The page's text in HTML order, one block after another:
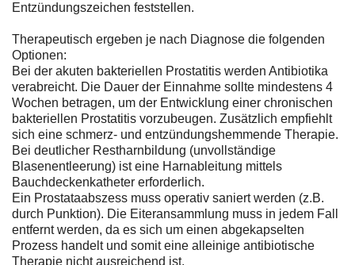
Entzündungszeichen feststellen.
Therapeutisch ergeben je nach Diagnose die folgenden
Optionen:
Bei der akuten bakteriellen Prostatitis werden Antibiotika
verabreicht. Die Dauer der Einnahme sollte mindestens 4
Wochen betragen, um der Entwicklung einer chronischen
bakteriellen Prostatitis vorzubeugen. Zusätzlich empfiehlt
sich eine schmerz- und entzündungshemmende Therapie.
Bei deutlicher Restharnbildung (unvollständige
Blasenentleerung) ist eine Harnableitung mittels
Bauchdeckenkatheter erforderlich.
Ein Prostataabszess muss operativ saniert werden (z.B.
durch Punktion). Die Eiteransammlung muss in jedem Fall
entfernt werden, da es sich um einen abgekapselten
Prozess handelt und somit eine alleinige antibiotische
Therapie nicht ausreichend ist.